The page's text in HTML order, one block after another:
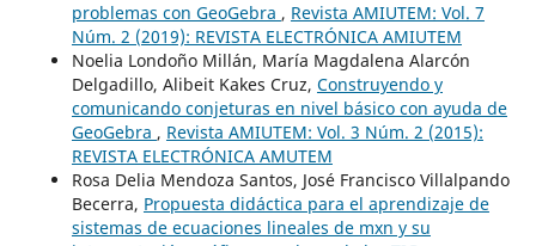
problemas con GeoGebra , Revista AMIUTEM: Vol. 7
Núm. 2 (2019): REVISTA ELECTRÓNICA AMIUTEM
Noelia Londoño Millán, María Magdalena Alarcón
Delgadillo, Alibeit Kakes Cruz, Construyendo y
comunicando conjeturas en nivel básico con ayuda de
GeoGebra , Revista AMIUTEM: Vol. 3 Núm. 2 (2015):
REVISTA ELECTRÓNICA AMUTEM
Rosa Delia Mendoza Santos, José Francisco Villalpando
Becerra, Propuesta didáctica para el aprendizaje de
sistemas de ecuaciones lineales de mxn y su